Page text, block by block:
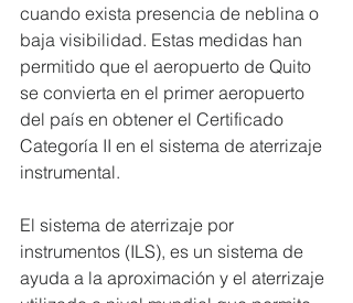
cuando exista presencia de neblina o
baja visibilidad. Estas medidas han
permitido que el aeropuerto de Quito
se convierta en el primer aeropuerto
del país en obtener el Certificado
Categoría II en el sistema de aterrizaje
instrumental.
El sistema de aterrizaje por
instrumentos (ILS), es un sistema de
ayuda a la aproximación y el aterrizaje